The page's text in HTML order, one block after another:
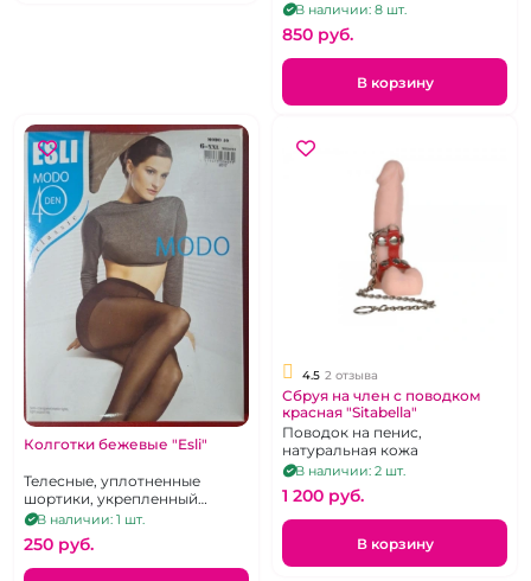
В наличии: 8 шт.
850 pуб.
В корзину
Колготки бежевые "Esli"
Телесные, уплотненные
шортики, укрепленный
мысок, 40 ден, р-р 6
В наличии: 1 шт.
250 pуб.
4.5 2 отзыва
Сбруя на член с поводком
красная "Sitabella"
Поводок на пенис,
натуральная кожа
В наличии: 2 шт.
1 200 pуб.
В корзину